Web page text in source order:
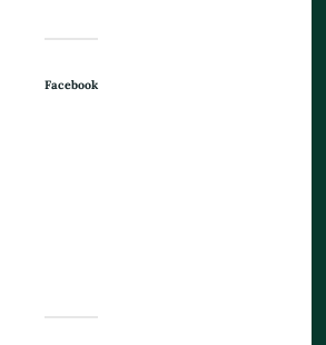
Facebook